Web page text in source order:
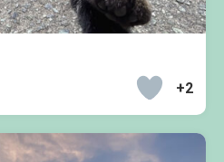
+2